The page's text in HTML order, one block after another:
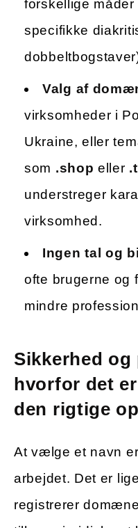
forskellige
specifikke
Valg af
virksomheder i
Ukraine, eller
som .shop eller
understreger
virksomhed.
Ingen tal og
ofte brugerne og
mindre
Sikkerhed
hvorfor det
den rigtige
At vælge et navn
arbejdet. Det er
registrerer